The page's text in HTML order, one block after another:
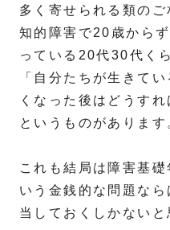
多く寄せられる類の
知的障害で20歳から
っている20代30代く
「自分たちが生きて
くなった後はどうすれ
というものがあります
これも結局は障害基
いう金銭的な問題な
当しておくしかないと